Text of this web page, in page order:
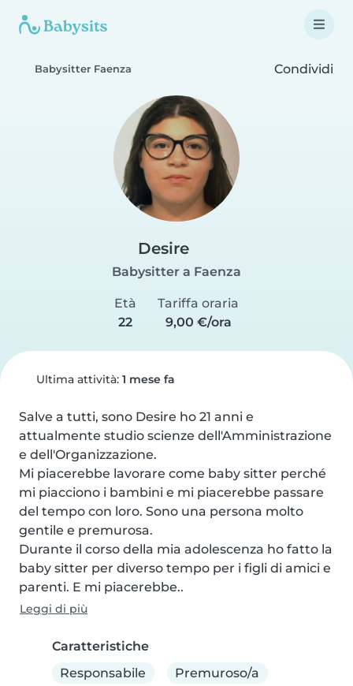
Babysitter Faenza Condividi
Desire
Babysitter a Faenza
Età
22
Tariffa oraria
9,00 €/ora
Ultima attività: 1 mese fa
Salve a tutti, sono Desire ho 21 anni e
attualmente studio scienze dell'Amministrazione
e dell'Organizzazione.
Mi piacerebbe lavorare come baby sitter perché
mi piacciono i bambini e mi piacerebbe passare
del tempo con loro. Sono una persona molto
gentile e premurosa.
Durante il corso della mia adolescenza ho fatto la
baby sitter per diverso tempo per i figli di amici e
parenti. E mi piacerebbe..
Leggi di più
Caratteristiche
Responsabile
Premuroso/a